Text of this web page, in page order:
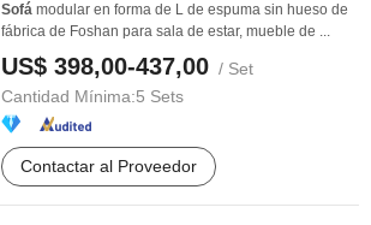
Sofá modular en forma de L de espuma sin hueso de
fábrica de Foshan para sala de estar, mueble de ...
US$ 398,00-437,00 / Set
Cantidad Mínima:5 Sets
Contactar al Proveedor